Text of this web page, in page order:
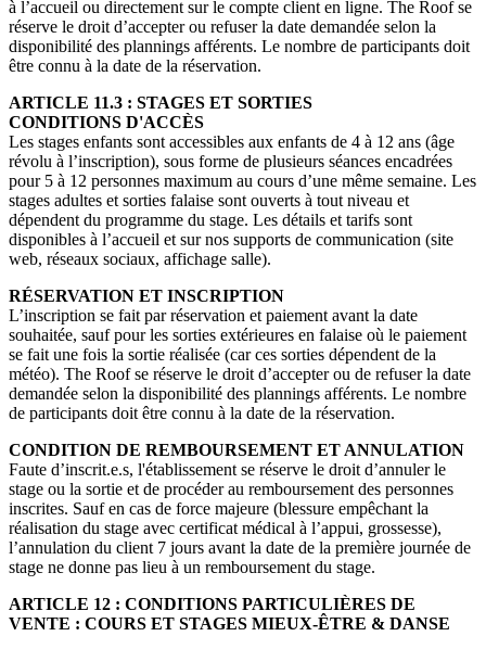
à l’accueil ou directement sur le compte client en ligne. The Roof se
réserve le droit d’accepter ou refuser la date demandée selon la
disponibilité des plannings afférents. Le nombre de participants doit
être connu à la date de la réservation.
ARTICLE 11.3 : STAGES ET SORTIES
CONDITIONS D'ACCÈS
Les stages enfants sont accessibles aux enfants de 4 à 12 ans (âge
révolu à l’inscription), sous forme de plusieurs séances encadrées
pour 5 à 12 personnes maximum au cours d’une même semaine. Les
stages adultes et sorties falaise sont ouverts à tout niveau et
dépendent du programme du stage. Les détails et tarifs sont
disponibles à l’accueil et sur nos supports de communication (site
web, réseaux sociaux, affichage salle).
RÉSERVATION ET INSCRIPTION
L’inscription se fait par réservation et paiement avant la date
souhaitée, sauf pour les sorties extérieures en falaise où le paiement
se fait une fois la sortie réalisée (car ces sorties dépendent de la
météo). The Roof se réserve le droit d’accepter ou de refuser la date
demandée selon la disponibilité des plannings afférents. Le nombre
de participants doit être connu à la date de la réservation.
CONDITION DE REMBOURSEMENT ET ANNULATION
Faute d’inscrit.e.s, l'établissement se réserve le droit d’annuler le
stage ou la sortie et de procéder au remboursement des personnes
inscrites. Sauf en cas de force majeure (blessure empêchant la
réalisation du stage avec certificat médical à l’appui, grossesse),
l’annulation du client 7 jours avant la date de la première journée de
stage ne donne pas lieu à un remboursement du stage.
ARTICLE 12 : CONDITIONS PARTICULIÈRES DE
VENTE : COURS ET STAGES MIEUX-ÊTRE & DANSE